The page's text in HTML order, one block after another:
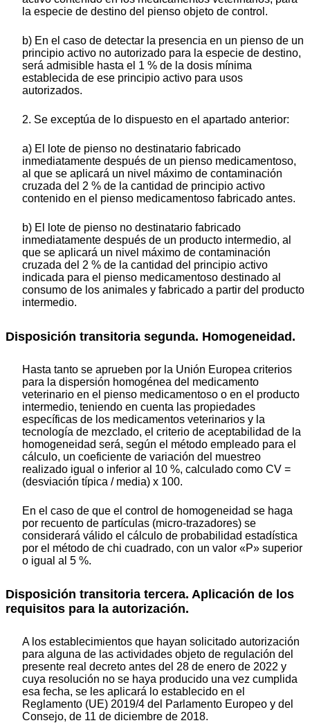
la especie de destino del pienso objeto de control.
b) En el caso de detectar la presencia en un pienso de un
principio activo no autorizado para la especie de destino,
será admisible hasta el 1 % de la dosis mínima
establecida de ese principio activo para usos
autorizados.
2. Se exceptúa de lo dispuesto en el apartado anterior:
a) El lote de pienso no destinatario fabricado
inmediatamente después de un pienso medicamentoso,
al que se aplicará un nivel máximo de contaminación
cruzada del 2 % de la cantidad de principio activo
contenido en el pienso medicamentoso fabricado antes.
b) El lote de pienso no destinatario fabricado
inmediatamente después de un producto intermedio, al
que se aplicará un nivel máximo de contaminación
cruzada del 2 % de la cantidad del principio activo
indicada para el pienso medicamentoso destinado al
consumo de los animales y fabricado a partir del producto
intermedio.
Disposición transitoria segunda. Homogeneidad.
Hasta tanto se aprueben por la Unión Europea criterios
para la dispersión homogénea del medicamento
veterinario en el pienso medicamentoso o en el producto
intermedio, teniendo en cuenta las propiedades
específicas de los medicamentos veterinarios y la
tecnología de mezclado, el criterio de aceptabilidad de la
homogeneidad será, según el método empleado para el
cálculo, un coeficiente de variación del muestreo
realizado igual o inferior al 10 %, calculado como CV =
(desviación típica / media) x 100.
En el caso de que el control de homogeneidad se haga
por recuento de partículas (micro-trazadores) se
considerará válido el cálculo de probabilidad estadística
por el método de chi cuadrado, con un valor «P» superior
o igual al 5 %.
Disposición transitoria tercera. Aplicación de los
requisitos para la autorización.
A los establecimientos que hayan solicitado autorización
para alguna de las actividades objeto de regulación del
presente real decreto antes del 28 de enero de 2022 y
cuya resolución no se haya producido una vez cumplida
esa fecha, se les aplicará lo establecido en el
Reglamento (UE) 2019/4 del Parlamento Europeo y del
Consejo, de 11 de diciembre de 2018.